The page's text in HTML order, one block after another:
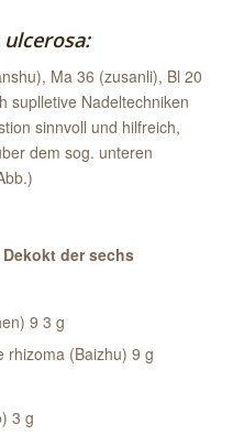
Ma 36 (zusanli), Bl 20
suplletive Nadeltechniken
sinnvoll und hilfreich,
dem sog. unteren
der sechs
9 3 g
rhizoma (Baizhu) 9 g
3 g